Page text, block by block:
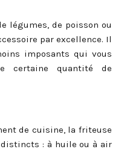
légumes, de poisson ou
par excellence. Il
imposants qui vous
certaine quantité de
de cuisine, la friteuse
: à huile ou à air